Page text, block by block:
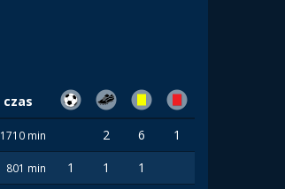
czas
1710 min 2 6
1
801 min 1 1
1